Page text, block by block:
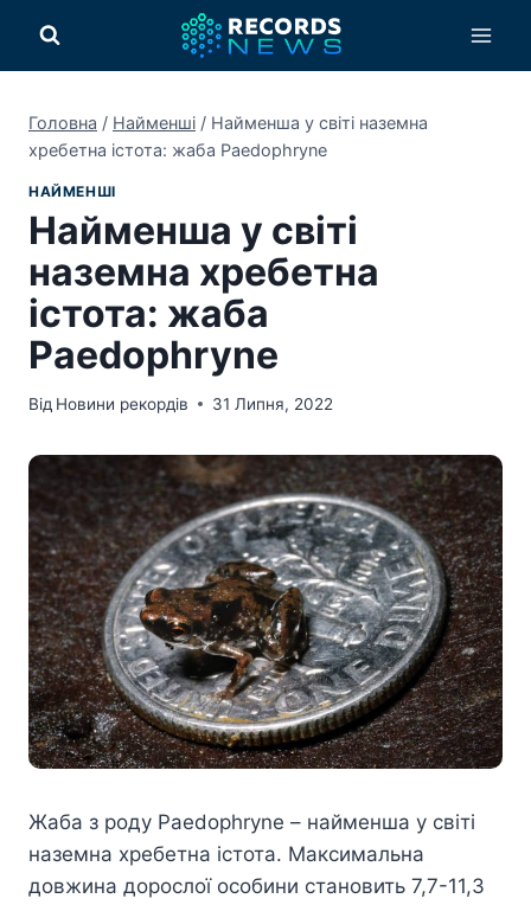
вмісту
Головна / Найменші / Найменша у світі наземна
хребетна істота: жаба Paedophryne
НАЙМЕНШІ
Найменша у світі
наземна хребетна
істота: жаба
Paedophryne
Від Новини рекордів 31 Липня, 2022
Жаба з роду Paedophryne – найменша у світі
наземна хребетна істота. Максимальна
довжина дорослої особини становить 7,7-11,3